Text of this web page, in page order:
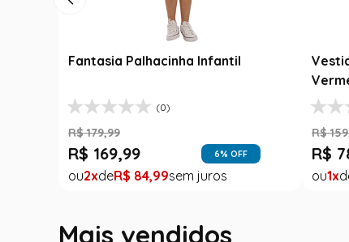
Fantasia Festa Junina Adulto
Jardineira Xadrez Caipira Azul
R$ 139,99
1 R$
Mais vendidos